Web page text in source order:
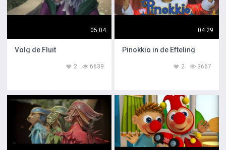
05:04
Volg de Fluit
6639
2
04:29
Pinokkio in de Efteling
3667
2